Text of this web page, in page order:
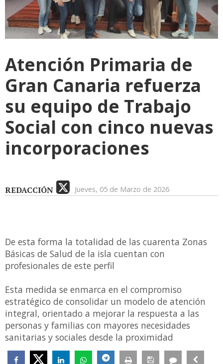
Atención Primaria de
Gran Canaria refuerza
su equipo de Trabajo
Social con cinco nuevas
incorporaciones
REDACCIÓN Jueves, 05 de Marzo de 2026
De esta forma la totalidad de las cuarenta Zonas
Básicas de Salud de la isla cuentan con
profesionales de este perfil
Esta medida se enmarca en el compromiso
estratégico de consolidar un modelo de atención
integral, orientado a mejorar la respuesta a las
personas y familias con mayores necesidades
sanitarias y sociales desde la proximidad